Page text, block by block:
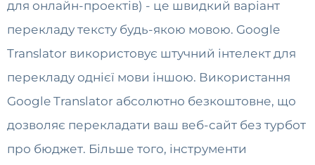
для онлайн-проектів) - це швидкий варіант
перекладу тексту будь-якою мовою. Google
Translator використовує штучний інтелект для
перекладу однієї мови іншою. Використання
Google Translator абсолютно безкоштовне, що
дозволяє перекладати ваш веб-сайт без турбот
про бюджет. Більше того, інструменти